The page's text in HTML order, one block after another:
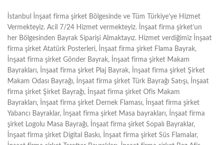
İstanbul İnşaat firma şirket Bölgesinde ve Tüm Türkiye’ye Hizmet
Vermekteyiz. Acil 7/24 Hizmet vermekteyiz. İnşaat firma şirket’un
her Bölgesinden Bayrak Siparişi Almaktayız. Hizmet verdiğimiz İnşaat
firma şirket Atatürk Posterleri, İnşaat firma şirket Flama Bayrak,
İnşaat firma şirket Gönder Bayrak, İnşaat firma şirket Makam
Bayrakları, İnşaat firma şirket Plaj Bayrak, İnşaat firma şirket Şirket
Makam Odası Bayrağı, İnşaat firma şirket Türk Bayrağı Satışı, İnşaat
firma şirket Şirket Bayrağı, İnşaat firma şirket Ofis Makam
Bayrakları, İnşaat firma şirket Dernek Flaması, İnşaat firma şirket
Yabancı Bayraklar, İnşaat firma şirket Masa bayrakları, İnşaat firma
şirket Logolu Masa Bayrağı, İnşaat firma şirket Sopalı Bayraklar,
İnşaat firma şirket Digital Baskı, İnşaat firma şirket Süs Flamalar,